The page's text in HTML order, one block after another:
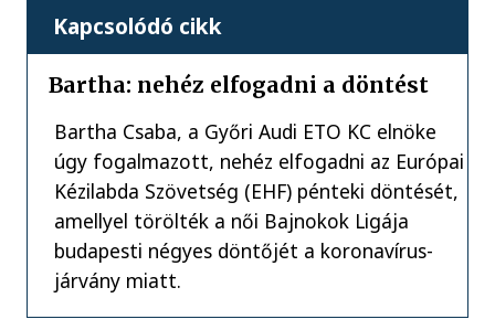
Kapcsolódó cikk
Bartha: nehéz elfogadni a döntést
Bartha Csaba, a Győri Audi ETO KC elnöke
úgy fogalmazott, nehéz elfogadni az Európai
Kézilabda Szövetség (EHF) pénteki döntését,
amellyel törölték a női Bajnokok Ligája
budapesti négyes döntőjét a koronavírus-
járvány miatt.